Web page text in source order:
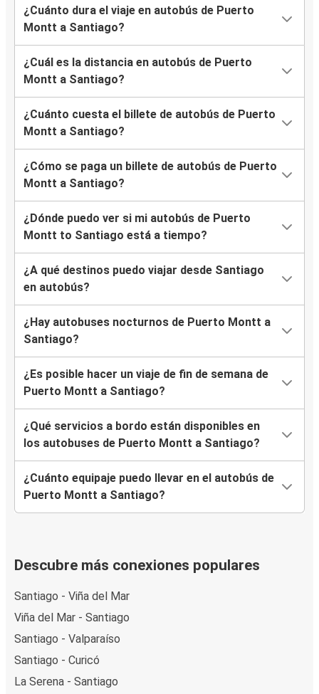
¿Cuánto dura el viaje en autobús de Puerto
Montt a Santiago?
¿Cuál es la distancia en autobús de Puerto
Montt a Santiago?
¿Cuánto cuesta el billete de autobús de Puerto
Montt a Santiago?
¿Cómo se paga un billete de autobús de Puerto
Montt a Santiago?
¿Dónde puedo ver si mi autobús de Puerto
Montt to Santiago está a tiempo?
¿A qué destinos puedo viajar desde Santiago
en autobús?
¿Hay autobuses nocturnos de Puerto Montt a
Santiago?
¿Es posible hacer un viaje de fin de semana de
Puerto Montt a Santiago?
¿Qué servicios a bordo están disponibles en
los autobuses de Puerto Montt a Santiago?
¿Cuánto equipaje puedo llevar en el autobús de
Puerto Montt a Santiago?
Descubre más conexiones populares
Santiago - Viña del Mar
Viña del Mar - Santiago
Santiago - Valparaíso
Santiago - Curicó
La Serena - Santiago